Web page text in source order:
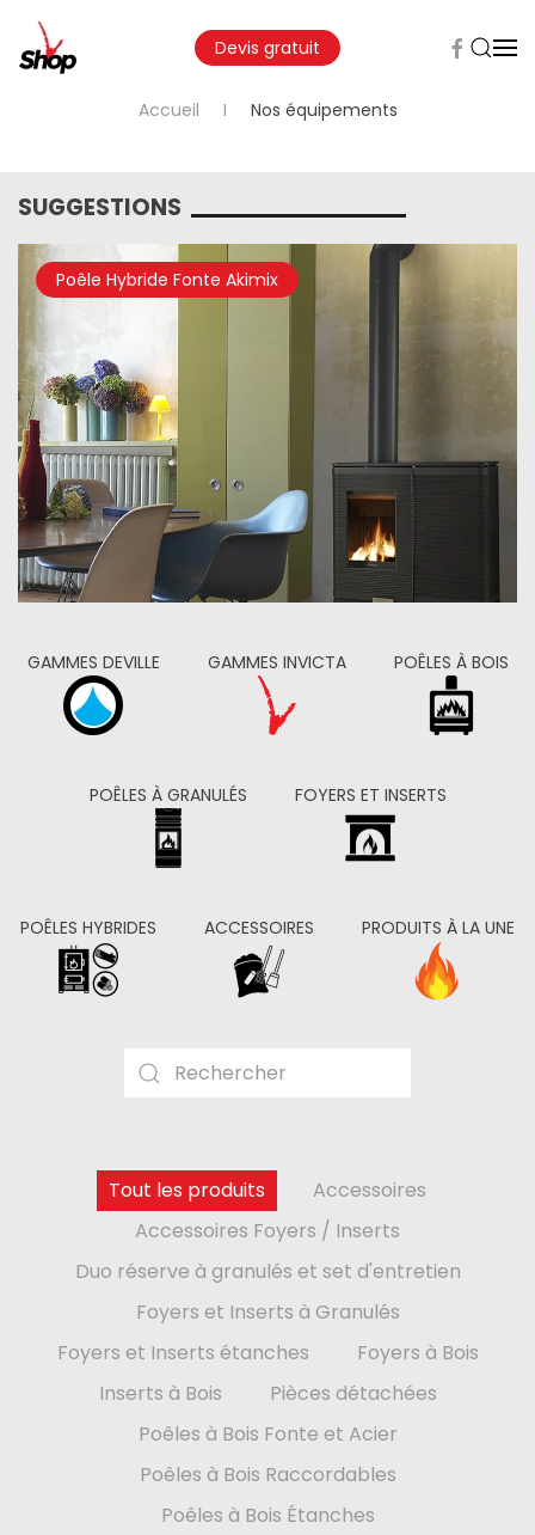
Devis gratuit
Accueil Nos équipements
SUGGESTIONS
Poêle Hybride Fonte Akimix
GAMMES DEVILLE GAMMES INVICTA POÊLES À BOIS
POÊLES À GRANULÉS FOYERS ET INSERTS
POÊLES HYBRIDES ACCESSOIRES PRODUITS À LA UNE
characters for
results.
Tout les produits
Accessoires
Accessoires Foyers / Inserts
Duo réserve à granulés et set d'entretien
Foyers et Inserts à Granulés
Foyers et Inserts étanches
Foyers à Bois
Inserts à Bois
Pièces détachées
Poêles à Bois Fonte et Acier
Poêles à Bois Raccordables
Poêles à Bois Étanches